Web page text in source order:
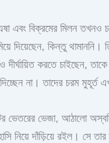
এবং বিক্রমের মিলন তখনও
দিয়েছেন, কিন্তু থামাননি।
দীর্ঘায়িত করতে চাইছেন,
না। তাদের চরম মুহূর্ত
ভেতরের ভেজা, আঠালো
নিয়ে দাঁড়িয়ে রইল। সে তার